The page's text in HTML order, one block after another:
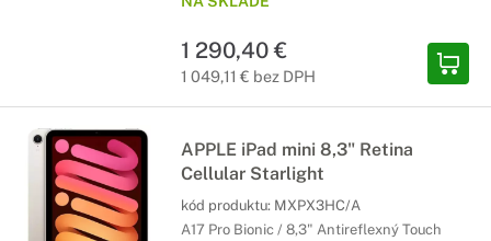
1 290,40 €
1 049,11 € bez DPH
APPLE iPad mini 8,3" Retina
Cellular Starlight
kód produktu: MXPX3HC/A
A17 Pro Bionic / 8,3" Antireflexný Touch